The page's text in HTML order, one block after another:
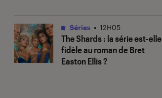
The Shards: la série est-elle
fidèle au roman de Bret
Easton Ellis ?
Séries • 12H05